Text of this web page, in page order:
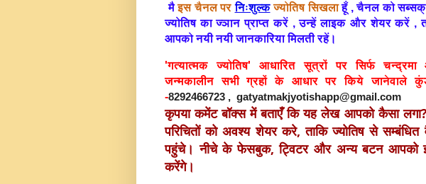
मैइस चैनल परनिःशुल्कज्योतिष सिखलाहूँ , चैनल को
ज्योतिष का ज्ञान प्राप्त करें , उन्हें लाइक और शेयर करें ,
आपको नयी नयी जानकारिया मिलती रहें।
'गत्यात्मक ज्योतिष' आधारित सूत्रों पर सिर्फ
जन्मकालीन सभी ग्रहों के आधार पर किये जानेवाले
-8292466723 , gatyatmakjyotishapp@gmail.com
कृपया कमेंट बॉक्स में बताएँ कि यह लेख आपको कैसा
परिचितों को अवश्य शेयर करे, ताकि ज्योतिष से
पहुंचे। नीचे के फेसबुक, ट्विटर और अन्य बटन
करेंगे।